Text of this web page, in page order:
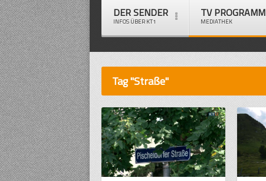
DER SENDER
INFOS ÜBER KT1
TV PROGRAMM
MEDIATHEK
Tag "Straße"